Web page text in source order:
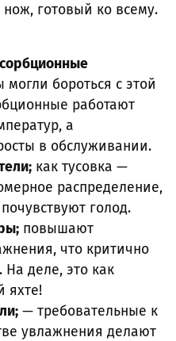
готовый ко всему.
могли бороться с этой
работают
а
в обслуживании.
как тусовка —
распределение,
голод.
повышают
что критично
деле, это как
яхте!
— требовательные к
увлажнения делают